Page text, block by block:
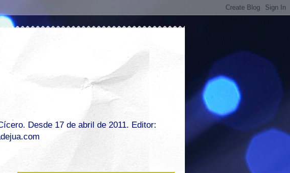
Desde 17 de abril de 2011. Editor: